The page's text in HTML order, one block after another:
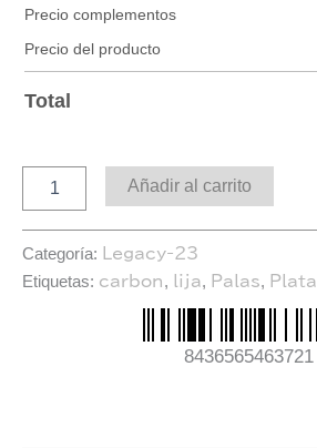
Precio complementos
Precio del producto
Total
Añadir al carrito
Categoría: Legacy-23
Etiquetas: carbon , lija, Palas, Plata
8436565463721